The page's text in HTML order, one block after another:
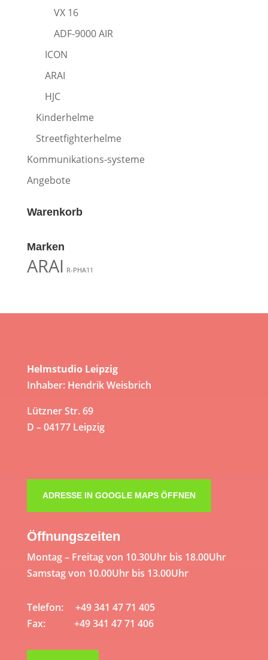
VX 16
ADF-9000 AIR
ICON
ARAI
HJC
Kinderhelme
Streetfighterhelme
Kommunikations-systeme
Angebote
Warenkorb
Marken
ARAI R-PHA11
Helmstudio Leipzig
Inhaber: Hendrik Weisbrich
Lützner Str. 69
D – 04177 Leipzig
ADRESSE IN GOOGLE MAPS ÖFFNEN
Öffnungszeiten
Montag – Freitag von 10.30Uhr bis 18.00Uhr
Samstag von 10.00Uhr bis 13.00Uhr
Telefon: +49 341 47 71 405
Fax: +49 341 47 71 406